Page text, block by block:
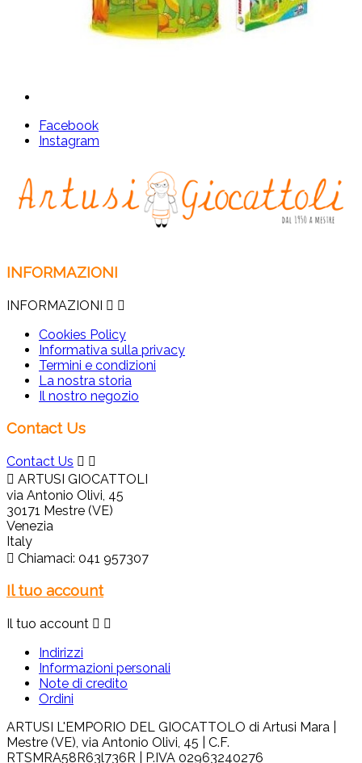
Facebook
Instagram
INFORMAZIONI
INFORMAZIONI  
Cookies Policy
Informativa sulla privacy
Termini e condizioni
La nostra storia
Il nostro negozio
Contact Us
Contact Us  
 ARTUSI GIOCATTOLI
via Antonio Olivi, 45
30171 Mestre (VE)
Venezia
Italy
 Chiamaci: 041 957307
Il tuo account
Il tuo account  
Indirizzi
Informazioni personali
Note di credito
Ordini
ARTUSI L'EMPORIO DEL GIOCATTOLO di Artusi Mara |
Mestre (VE), via Antonio Olivi, 45 | C.F.
RTSMRA58R63l736R | P.IVA 02963240276